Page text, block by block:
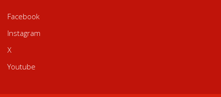
Facebook
Instagram
X
Youtube